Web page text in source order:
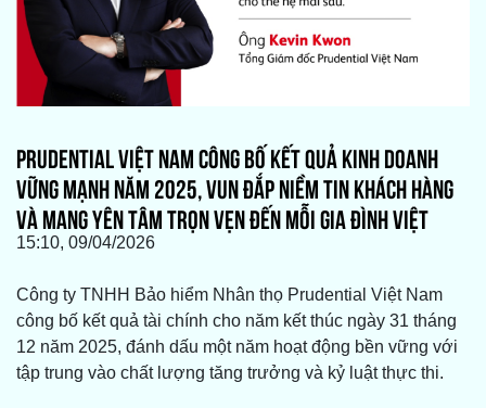
PRUDENTIAL VIỆT NAM CÔNG BỐ KẾT QUẢ KINH DOANH
VỮNG MẠNH NĂM 2025, VUN ĐẮP NIỀM TIN KHÁCH HÀNG
VÀ MANG YÊN TÂM TRỌN VẸN ĐẾN MỖI GIA ĐÌNH VIỆT
15:10, 09/04/2026
Công ty TNHH Bảo hiểm Nhân thọ Prudential Việt Nam
công bố kết quả tài chính cho năm kết thúc ngày 31 tháng
12 năm 2025, đánh dấu một năm hoạt động bền vững với
tập trung vào chất lượng tăng trưởng và kỷ luật thực thi.